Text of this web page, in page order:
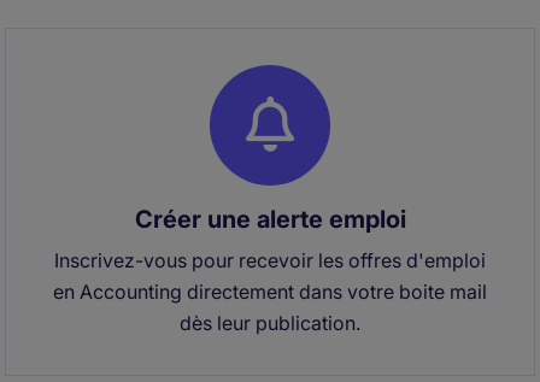
Créer une alerte emploi
Inscrivez-vous pour recevoir les offres d'emploi
en Accounting directement dans votre boite mail
dès leur publication.